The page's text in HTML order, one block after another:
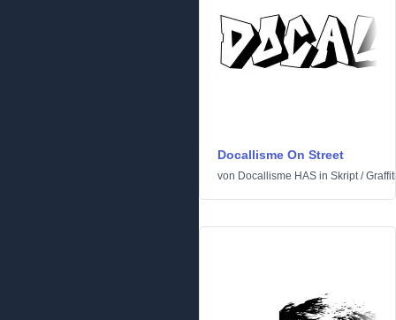
Docallisme On Street
von Docallisme HAS in Skript/Graffiti